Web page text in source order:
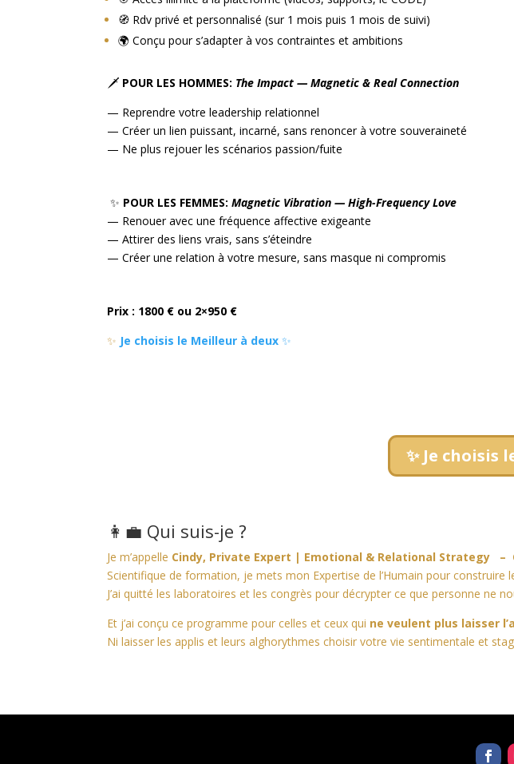
🧭 Rdv privé et personnalisé (sur 1 mois puis 1 mois de suivi)
🌍 Conçu pour s’adapter à vos contraintes et ambitions
🗡️ POUR LES HOMMES: The Impact — Magnetic & Real Connection
— Reprendre votre leadership relationnel
— Créer un lien puissant, incarné, sans renoncer à votre souveraineté
— Ne plus rejouer les scénarios passion/fuite
✨ POUR LES FEMMES:Magnetic Vibration — High-Frequency Love
— Renouer avec une fréquence affective exigeante
— Attirer des liens vrais, sans s’éteindre
— Créer une relation à votre mesure, sans masque ni compromis
Prix : 1800 € ou 2×950 €
✨ Je choisis le Meilleur à deux✨
✨ Je choisis
👩‍💼 Qui suis-je ?
Je m’appelle Cindy, Private Expert | Emotional & Relational Strategy –
Scientifique de formation, je mets mon Expertise de l’Humain pour construire
J’ai quitté les laboratoires et les congrès pour décrypter ce que personne ne
Et j’ai conçu ce programme pour celles et ceux qui ne veulent plus laisser
Ni laisser les applis et leurs alghorythmes choisir votre vie sentimentale et